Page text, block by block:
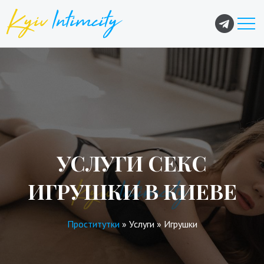
УСЛУГИ СЕКС
ИГРУШКИ В КИЕВЕ
Проститутки » Услуги» Игрушки